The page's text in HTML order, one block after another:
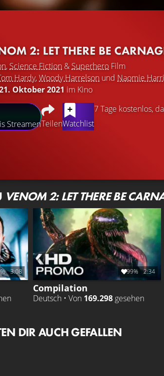
2: LET THERE BE
, Science Fiction & Superhero Film
Hardy,Woody Harrelson und Naomie
Oktober 2021 im Kino
StreamenTeilenWatchlist
7 Tage kostenlos,
VENOM 2: LET THERE BE
3:08 99% 2:34
Compilation
Deutsch • Von 169.298 gesehen
DIR AUCH GEFALLEN